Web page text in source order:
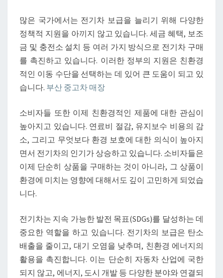
가
다
많은 국가에서는 전기차 보급을 늘리기 위해 다양한
정책적 지원을 아끼지 않고 있습니다. 세금 혜택, 보조
금 및 충전소 설치 등 여러 가지 방식으로 전기차 구매
를 촉진하고 있습니다. 이러한 정부의 지원은 친환경
적인 이동 수단을 선택하는 데 있어 큰 도움이 되고 있
습니다. 부산 중고차 매장
소비자들 또한 이제 친환경적인 제품에 대한 관심이
높아지고 있습니다. 연료비 절감, 유지보수 비용의 감
소, 그리고 무엇보다 환경 보호에 대한 의식이 높아지
면서 전기차의 인기가 상승하고 있습니다. 소비자들은
이제 단순히 상품을 구매하는 것이 아니라, 그 상품이
환경에 미치는 영향에 대해서도 깊이 고민하게 되었습
니다.
전기차는 지속 가능한 발전 목표(SDGs)를 달성하는 데
중요한 역할을 하고 있습니다. 전기차의 보급은 탄소
배출을 줄이고, 대기 오염을 낮추며, 친환경 에너지의
활용을 촉진합니다. 이는 단순히 자동차 산업에 국한
되지 않고, 에너지, 도시 개발 등 다양한 분야와 연결되